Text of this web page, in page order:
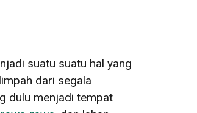
suatu suatu hal yang
dari segala
dulu menjadi tempat